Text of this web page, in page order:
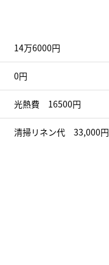
14万6000円
0円
光熱費 16500円
清掃リネン代 33,000円